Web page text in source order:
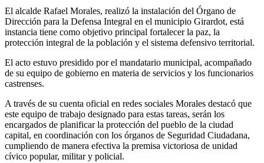
El alcalde Rafael Morales, realizó la instalación del Órgano de
Dirección para la Defensa Integral en el municipio Girardot, está
instancia tiene como objetivo principal fortalecer la paz, la
protección integral de la población y el sistema defensivo territorial.
El acto estuvo presidido por el mandatario municipal, acompañado
de su equipo de gobierno en materia de servicios y los funcionarios
castrenses.
A través de su cuenta oficial en redes sociales Morales destacó que
este equipo de trabajo designado para estas tareas, serán los
encargados de planificar la protección del pueblo de la ciudad
capital, en coordinación con los órganos de Seguridad Ciudadana,
cumpliendo de manera efectiva la premisa victoriosa de unidad
cívico popular, militar y policial.